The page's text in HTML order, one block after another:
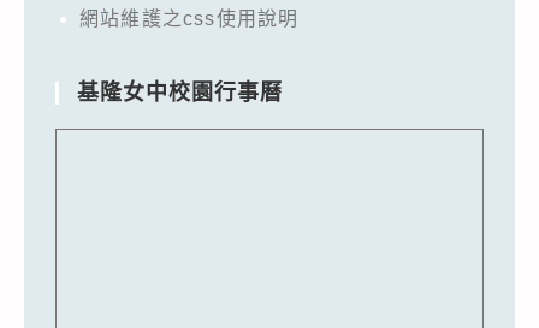
網站維護之css使用說明
基隆女中校園行事曆